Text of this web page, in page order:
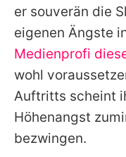
er souverän die
eigenen Ängste
Medienprofi
wohl
Auftritts scheint
Höhenangst
bezwingen.